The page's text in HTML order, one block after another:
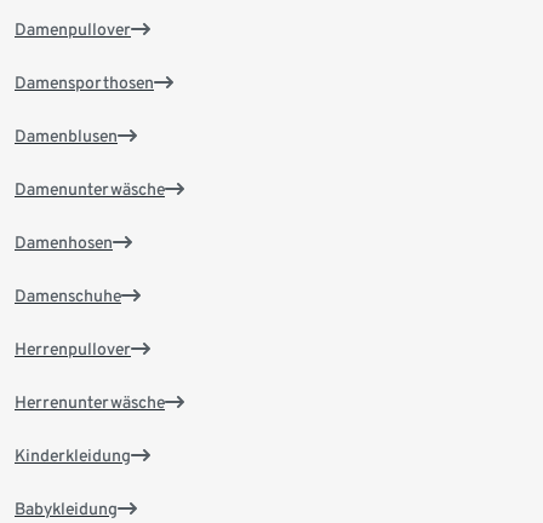
Damenpullover
Damensporthosen
Damenblusen
Damenunterwäsche
Damenhosen
Damenschuhe
Herrenpullover
Herrenunterwäsche
Kinderkleidung
Babykleidung